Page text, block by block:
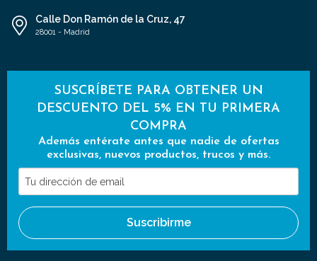
Calle Don Ramón de la Cruz, 47
28001 - Madrid
SUSCRÍBETE PARA OBTENER UN
DESCUENTO DEL 5% EN TU PRIMERA
COMPRA
Además entérate antes que nadie de ofertas
exclusivas, nuevos productos, trucos y más.
Tu
dirección
de
email
Suscribirme